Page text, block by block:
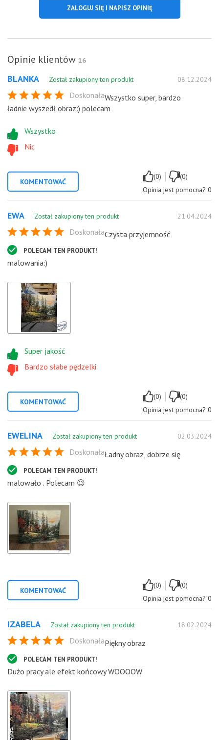
ZALOGUJ SIĘ I NAPISZ OPINIĘ
Opinie klientów 16
BLANKA Został zakupiony ten produkt 08.12.2024
DoskonałaWszystko super, bardzo
ładnie wyszedł obraz:) polecam
Nic
Wszystko
KOMENTOWAĆ
(0) |
(0)
Opinia jest pomocna? 0
EWA Został zakupiony ten produkt 21.04.2024
Doskonała
POLECAM TEN PRODUKT!
Czysta przyjemność
malowania:)
Bardzo słabe pędzelki
Super jakość
KOMENTOWAĆ
(0) |
(0)
Opinia jest pomocna? 0
EWELINA Został zakupiony ten produkt 02.03.2024
Doskonała
POLECAM TEN PRODUKT!
Ładny obraz, dobrze się
malowało . Polecam 😉
KOMENTOWAĆ
(0) |
(0)
Opinia jest pomocna? 0
IZABELA Został zakupiony ten produkt 18.02.2024
Doskonała
POLECAM TEN PRODUKT!
Piękny obraz
Dużo pracy ale efekt końcowy WOOOOW